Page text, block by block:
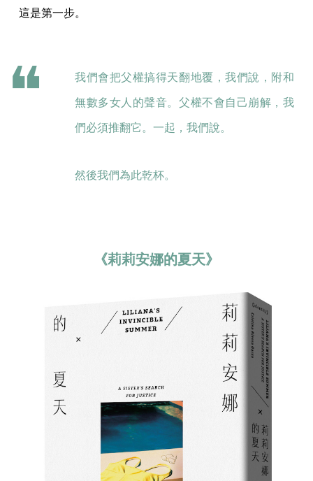
這是第一步。
我們會把父權搞得天翻地覆，我們說，附和
無數多女人的聲音。父權不會自己崩解，我
們必須推翻它。一起，我們說。
然後我們為此乾杯。
《莉莉安娜的夏天》